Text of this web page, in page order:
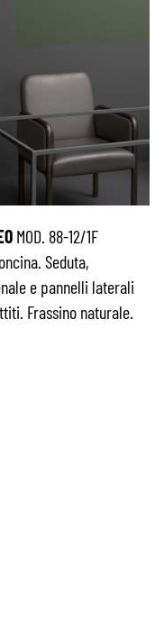
MOD. 88-12/1F
Seduta,
e pannelli laterali
Frassino naturale.